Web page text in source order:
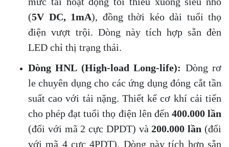
(5V DC, 1mA), đồng thời kéo dài tuổi thọ
điện vượt trội. Dòng này tích hợp sẵn đèn
LED chỉ thị trạng thái.
Dòng HNL (High-load Long-life): Dòng rơ
le chuyên dụng cho các ứng dụng đóng cắt tần
suất cao với tải nặng. Thiết kế cơ khí cải tiến
cho phép đạt tuổi thọ điện lên đến 400.000 lần
(đối với mã 2 cực DPDT) và200.000 lần (đối
với mã 4 cực 4PDT). Dòng này tích hợp sẵn